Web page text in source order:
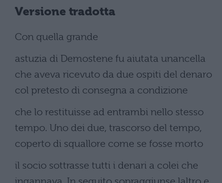
Versione tradotta
Con quella grande
astuzia di Demostene fu aiutata unancella
che aveva ricevuto da due ospiti del denaro
col pretesto di consegna a condizione
che lo restituisse ad entrambi nello stesso
tempo. Uno dei due, trascorso del tempo,
coperto di squallore come se fosse morto
il socio sottrasse tutti i denari a colei che